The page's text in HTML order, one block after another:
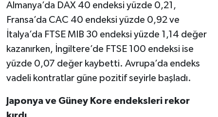
Almanya’da DAX 40 endeksi yüzde 0,21,
Fransa’da CAC 40 endeksi yüzde 0,92 ve
İtalya’da FTSE MIB 30 endeksi yüzde 1,14 değer
kazanırken, İngiltere’de FTSE 100 endeksi ise
yüzde 0,07 değer kaybetti. Avrupa’da endeks
vadeli kontratlar güne pozitif seyirle başladı.
Japonya ve Güney Kore endeksleri rekor